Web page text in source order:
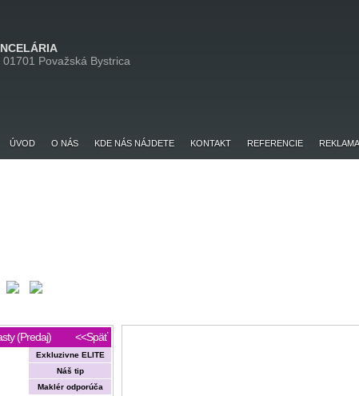
Považská Bystrica
ÚVOD O NÁS KDE NÁS NÁJDETE KONTAKT REFERENCIE
(Predaj) <<Späť
Exkluzivne ELITE
Náš tip
Maklér odporúča